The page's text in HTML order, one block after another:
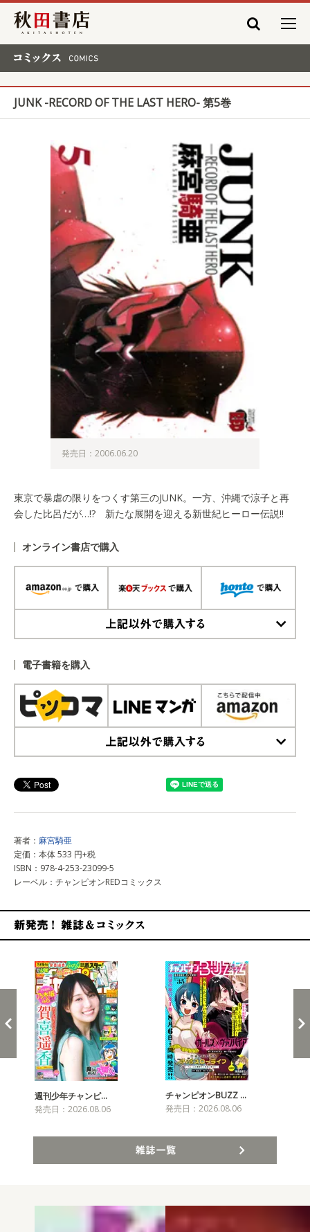
秋田書店
JUNK -RECORD OF THE LAST HERO- 第5巻
発売日：2006.06.20
東京で暴虐の限りをつくす第三のJUNK。一方、沖縄で涼子と再
会した比呂だが…!? 新たな展開を迎える新世紀ヒーロー伝説!!
オンライン書店で購入
電子書籍を購入
著者： 麻宮騎亜
定価：本体 533 円+税
ISBN：978-4-253-23099-5
レーベル：チャンピオンREDコミックス
週刊少年チャンピ…
発売日：2026.08.06
チャンピオンBUZZ …
発売日：2026.08.06